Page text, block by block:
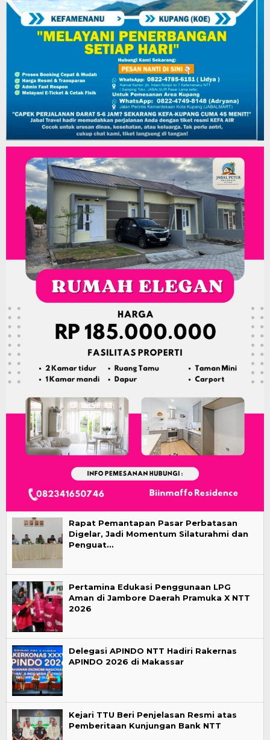
Rapat Pemantapan Pasar Perbatasan
Digelar, Jadi Momentum Silaturahmi dan
Penguat…
Pertamina Edukasi Penggunaan LPG
Aman di Jambore Daerah Pramuka X NTT
2026
Delegasi APINDO NTT Hadiri Rakernas
APINDO 2026 di Makassar
Kejari TTU Beri Penjelasan Resmi atas
Pemberitaan Kunjungan Bank NTT